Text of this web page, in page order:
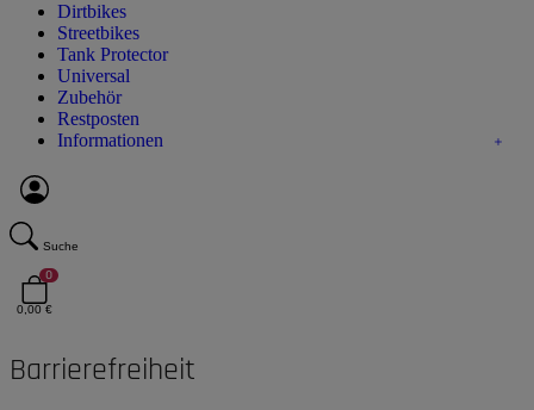
Dirtbikes
Streetbikes
Tank Protector
Universal
Zubehör
Restposten
Informationen
Suche
0
0,00 €
Barrierefreiheit